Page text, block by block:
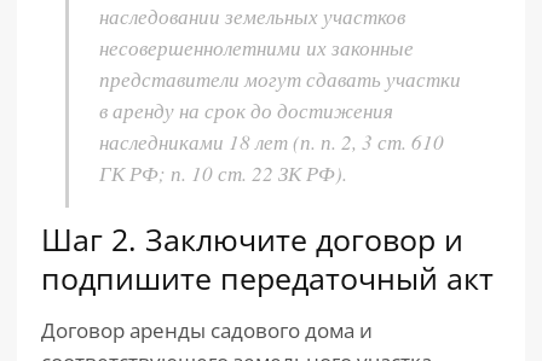
наследовании земельных участков
несовершеннолетними их законные
представители могут сдавать участки
в аренду на срок до достижения
наследниками 18 лет (п. п. 2, 3 ст. 610
ГК РФ; п. 10 ст. 22 ЗК РФ).
Шаг 2. Заключите договор и
подпишите передаточный акт
Договор аренды садового дома и